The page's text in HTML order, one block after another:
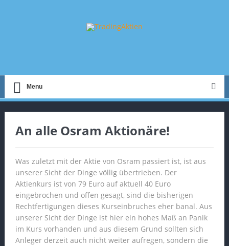
Menu
An alle Osram Aktionäre!
Was zuletzt mit der Aktie von Osram passiert ist, ist aus
unserer Sicht der Dinge völlig übertrieben. Der
Aktienkurs ist von 79 Euro auf aktuell 40 Euro
eingebrochen und offen gesagt, sind die bisherigen
Rechtfertigungen dieses Kurseinbruches eher banal. Aus
unserer Sicht der Dinge ist hier ein hohes Maß an Panik
im Kurs vorhanden und aus diesem Grund sollten sich
Anleger derzeit auch nicht weiter aufregen, sondern die